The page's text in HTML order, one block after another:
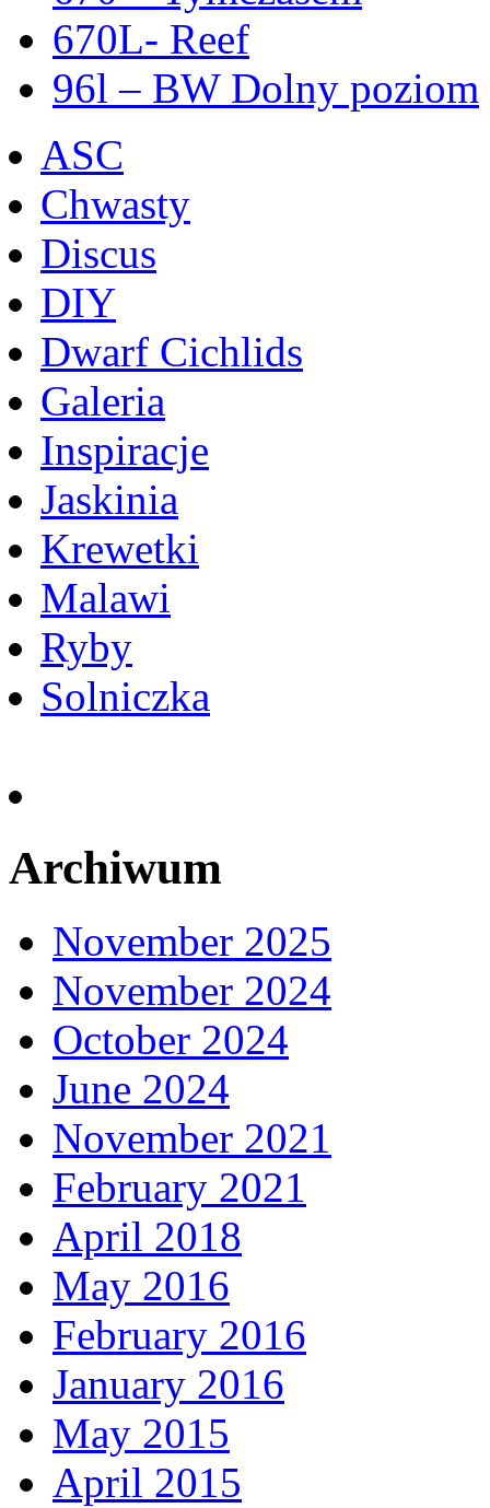
670L- Reef
96l – BW Dolny poziom
ASC
Chwasty
Discus
DIY
Dwarf Cichlids
Galeria
Inspiracje
Jaskinia
Krewetki
Malawi
Ryby
Solniczka
Archiwum
November 2025
November 2024
October 2024
June 2024
November 2021
February 2021
April 2018
May 2016
February 2016
January 2016
May 2015
April 2015